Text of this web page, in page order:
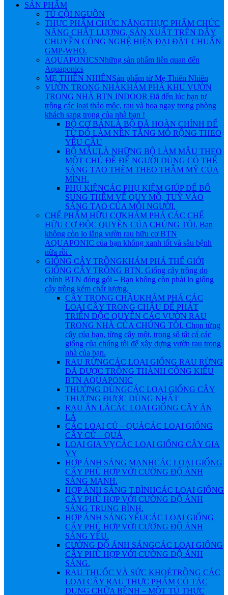
SẢN PHẨM
TỦ CỘI NGUỒN
THỰC PHẨM CHỨC NĂNGTHỰC PHẨM CHỨC
NĂNG CHẤT LƯỢNG, SẢN XUẤT TRÊN DÂY
CHUYỀN CÔNG NGHỆ HIỆN ĐẠI ĐẶT CHUẨN
GMP-WHO.
AQUAPONICSNhững sản phẩm liên quan đến
Aquaponics
MẸ THIÊN NHIÊNSản phẩm từ Mẹ Thiên Nhiên
VƯỜN TRONG NHÀKHÁM PHÁ KHU VƯỜN
TRONG NHÀ BTN INDOOR Đã đến lúc bạn tự
trồng các loại thảo mộc, rau và hoa ngay trong phòng
khách sang trọng của nhà bạn !
BỘ CƠ BẢNLÀ BỘ ĐÃ HOÀN CHỈNH ĐỂ
TỪ ĐÓ LÀM NỀN TẲNG MỎ RỘNG THEO
YÊU CẦU
BỘ MẪULÀ NHỮNG BỘ LÀM MẪU THEO
MỘT CHỦ ĐỀ ĐỂ NGƯỜI DÙNG CÓ THỂ
SÁNG TẠO THÊM THEO THẪM MỸ CỦA
MÌNH.
PHỤ KIỆNCÁC PHỤ KIỆM GIÚP ĐỂ BỔ
SUNG THÊM VỀ QUY MÔ, TUỲ VÀO
SÁNG TẠO CỦA MỖI NGƯỜI.
CHẾ PHẨM HỮU CƠKHÁM PHÁ CÁC CHẾ
HỮU CƠ ĐỘC QUYỀN CỦA CHÚNG TÔI. Bạn
không còn lo lắng vườn rau hữu cơ BTN
AQUAPONIC của bạn không xanh tốt và sâu bệnh
nữa rồi .
GIỐNG CÂY TRỒNGKHÁM PHÁ THẾ GIỚI
GIỐNG CÂY TRỒNG BTN. Giống cây trồng do
chính BTN đóng gói – Bạn không còn phải lo giống
cây trồng kém chất lượng.
CÂY TRONG CHẬUKHÁM PHÁ CÁC
LOẠI CÂY TRONG CHẬU ĐỂ PHÁT
TRIỂN ĐỘC QUYỀN CÁC VƯỜN RAU
TRONG NHÀ CỦA CHÚNG TÔI. Chọn từng
cây của bạn, từng cây một, trong số tất cả các
giống của chúng tôi để xây dựng vườn rau trong
nhà của bạn.
RAU RỪNGCÁC LOẠI GIỐNG RAU RỪNG
ĐÃ ĐƯỢC TRỒNG THÀNH CÔNG KIỂU
BTN AQUAPONIC
THƯỜNG DÙNGCÁC LOẠI GIỐNG CÂY
THƯỜNG ĐƯỢC DÙNG NHẤT
RAU ĂN LÁCÁC LOẠI GIỐNG CÂY ĂN
LÁ
CÁC LOẠI CỦ – QUẢCÁC LOẠI GIỐNG
CÂY CỦ – QUẢ
LOẠI GIA VỴCÁC LOẠI GIỐNG CÂY GIA
VỴ
HỢP ÁNH SÁNG MẠNHCÁC LOẠI GIỐNG
CÂY PHÙ HỢP VỚI CƯỜNG ĐỘ ÁNH
SÁNG MẠNH.
HỢP ÁNH SÁNG T.BÌNHCÁC LOẠI GIỐNG
CÂY PHÙ HỢP VỚI CƯỜNG ĐỘ ÁNH
SÁNG TRUNG BÌNH.
HỢP ÁNH SÁNG YẾUCÁC LOẠI GIỐNG
CÂY PHÙ HỢP VỚI CƯỜNG ĐỘ ÁNH
SÁNG YẾU.
CƯỜNG ĐỘ ÁNH SÁNGCÁC LOẠI GIỐNG
CÂY PHÙ HỢP VỚI CƯỜNG ĐỘ ÁNH
SÁNG.
RAU THUỐC VÀ SỨC KHOẺTRỒNG CÁC
LOẠI CÂY RAU THỰC PHẨM CÓ TÁC
DỤNG CHỮA BỆNH – MỘT TỦ THỰC